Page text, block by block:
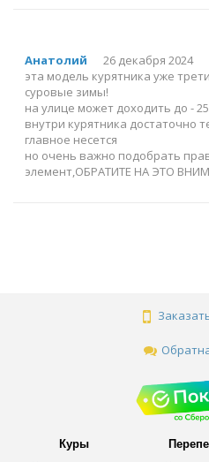
Анатолий
26 декабря 2024
эта модель курятника уже
суровые зимы!
на улице может доходить до -
внутри курятника достаточно
главное несется
но очень важно подобрать
элемент,ОБРАТИТЕ НА ЭТО
Куры